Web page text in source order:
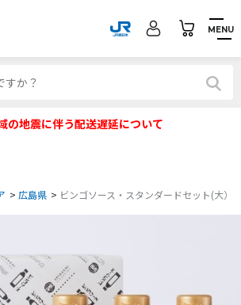
MENU
の地震に伴う配送遅延について
> 広島県 > ビンゴソース・スタンダードセット(大）